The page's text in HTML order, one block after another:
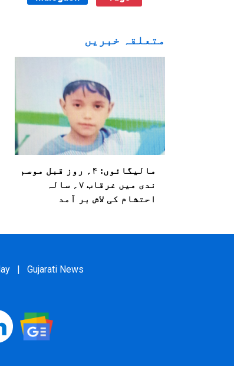
متعلقہ خبریں
مالیگائوں: ۴؍ روز قبل موسم
ندی میں غرقاب ۷؍ سالہ
احتشام کی لاش بر آمد
| Gujarati News